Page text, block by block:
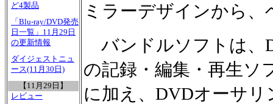
ど4製品
「Blu-ray/DVD発売
日一覧」11月29日
の更新情報
ダイジェストニュ
ース(11月30日)
【11月29日】
レビュー
ミラーデザインから
バンドルソフトは、
の記録・編集・再生ソ
に加え、DVDオーサ